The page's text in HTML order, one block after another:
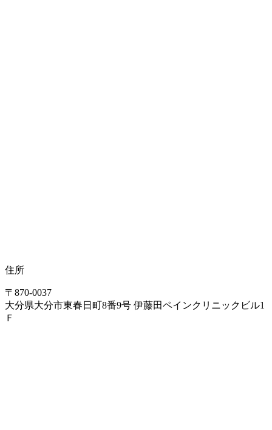
住所
〒870-0037
大分県大分市東春日町8番9号 伊藤田ペインクリニックビル1
Ｆ